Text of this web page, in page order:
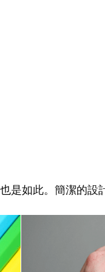
是如此。簡潔的設